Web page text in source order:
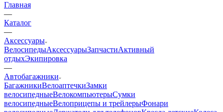
Главная
—
Каталог
—
Аксессуары
ВелосипедыАксессуарыЗапчастиАктивный
отдыхЭкипировка
—
Автобагажники
БагажникиВелоаптечкиЗамки
велосипедныеВелокомпьютерыСумки
велосипедныеВелоприцепы и трейлерыФонари